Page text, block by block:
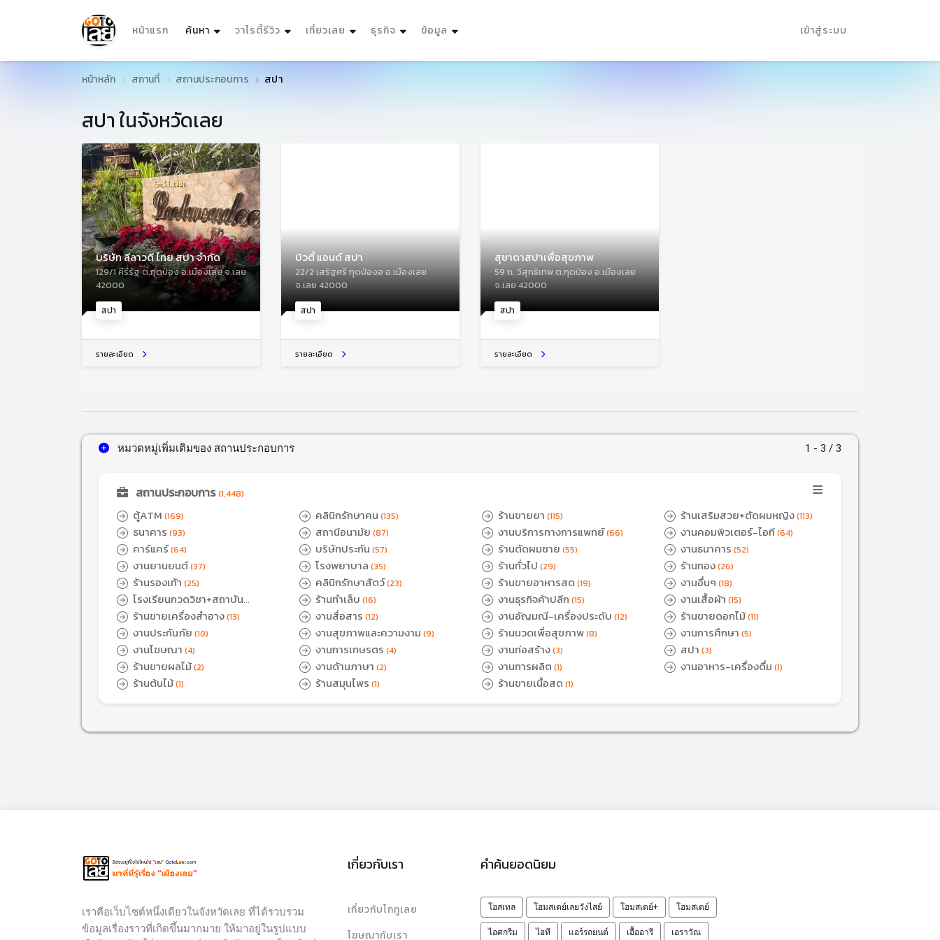
หน้าแรก ค้นหา (current)วาไรตี้รีวิว เที่ยวเลย ธุรกิจ ข้อมูล เข้าสู่ระบบ
หน้าหลัก สถานที่ สถานประกอบการ สปา
สปา ในจังหวัดเลย
สปา
บริษัท ลีลาวดี ไทย สปา จำกัด
129/1 คีรีรัฐ ต.กุดป่อง อ.เมืองเลย จ.เลย
42000
รายละเอียด
สปา
บิวตี้ แอนด์ สปา
22/2 เสริฐศรี กุดป่องอ อ.เมืองเลย
จ.เลย 42000
รายละเอียด
สปา
สุชาดาสปาเพื่อสุขภาพ
59 ถ. วิสุทธิเทพ ต.กุดป่อง อ.เมืองเลย
จ.เลย 42000
รายละเอียด
1 - 3 / 3
หมวดหมู่เพิ่มเติมของ สถานประกอบการ
สถานประกอบการ(1,448)
ตู้ATM (169) คลินิกรักษาคน (135) ร้านขายยา (115) ร้านเสริมสวย+ตัดผมหญิง(113)
ธนาคาร (93) สถานีอนามัย (87) งานบริการทางการแพทย์(66) งานคอมพิวเตอร์-ไอที(64)
คาร์แคร์(64) บริษัทประกัน (57) ร้านตัดผมชาย (55) งานธนาคาร (52)
งานยานยนต์(37) โรงพยาบาล (35) ร้านทั่วไป (29) ร้านทอง(26)
ร้านรองเท้า (25) คลินิกรักษาสัตว์(23) ร้านขายอาหารสด (19) งานอื่นๆ (18)
ติวเตอร์(17)
ร้านทำเล็บ (16) งานธุรกิจค้าปลีก (15) งานเสื้อผ้า (15)
ร้านขายเครื่องสำอาง(13) งานสื่อสาร (12) งานอัญมณี-เครื่องประดับ (12) ร้านขายดอกไม้(11)
งานประกันภัย (10) งานสุขภาพและความงาม (9) ร้านนวดเพื่อสุขภาพ(8) งานการศึกษา (5)
งานโฆษณา (4) งานการเกษรตร (4) งานก่อสร้าง(3) สปา (3)
ร้านขายผลไม้(2) งานด้านภาษา (2) งานการผลิต (1) งานอาหาร-เครื่องดื่ม (1)
ร้านต้นไม้(1) ร้านสมุนไพร (1) ร้านขายเนื้อสด (1)
เราคือเว็บไซต์หนึ่งเดียวในจังหวัดเลย ที่ได้รวบรวม
ข้อมูลเรื่องราวที่เกิดขึ้นมากมาย ให้มาอยู่ในรูปแบบ
เกี่ยวกับเรา
เกี่ยวกับโกทูเลย
โฆษณากับเรา
คำค้นยอดนิยม
โฮสเทล โฮมสเตย์เลยวังไสย์ โฮมสเตย์+ โฮมสเตย์
ไอศกรีม ไอที แอร์รถยนต์ เอื้ออารี เอราวัณ